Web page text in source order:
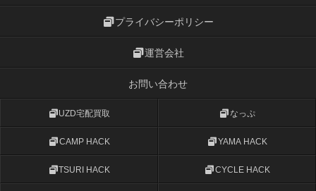
プライバシーポリシー
運営会社
お問い合わせ
UZD宅配買取 なっぷ
CAMP HACK YAMA HACK
TSURI HACK CYCLE HACK